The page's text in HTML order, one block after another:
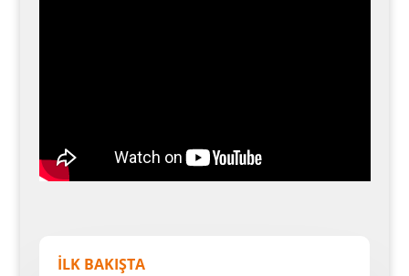
İLK BAKIŞTA